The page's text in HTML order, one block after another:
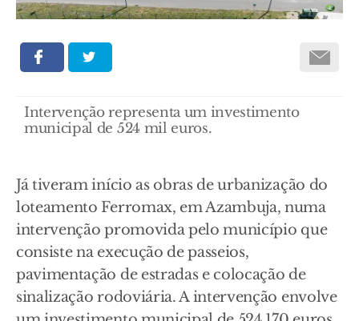
Intervenção representa um investimento
municipal de 524 mil euros.
Já tiveram início as obras de urbanização do
loteamento Ferromax, em Azambuja, numa
intervenção promovida pelo município que
consiste na execução de passeios,
pavimentação de estradas e colocação de
sinalização rodoviária. A intervenção envolve